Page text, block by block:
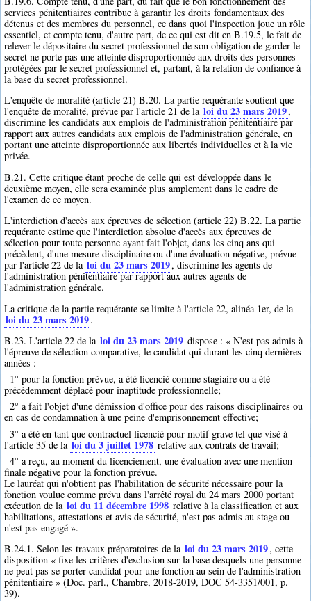
services pénitentiaires contribue à garantir les droits fondamentaux des
détenus et des membres du personnel, ce dans quoi l'inspection joue un rôle
essentiel, et compte tenu, d'autre part, de ce qui est dit en B.19.5, le fait de
relever le dépositaire du secret professionnel de son obligation de garder le
secret ne porte pas une atteinte disproportionnée aux droits des personnes
protégées par le secret professionnel et, partant, à la relation de confiance à
la base du secret professionnel.
L'enquête de moralité (article 21) B.20. La partie requérante soutient que
l'enquête de moralité, prévue par l'article 21 de la loi du 23 mars 2019,
discrimine les candidats aux emplois de l'administration pénitentiaire par
rapport aux autres candidats aux emplois de l'administration générale, en
portant une atteinte disproportionnée aux libertés individuelles et à la vie
privée.
B.21. Cette critique étant proche de celle qui est développée dans le
deuxième moyen, elle sera examinée plus amplement dans le cadre de
l'examen de ce moyen.
L'interdiction d'accès aux épreuves de sélection (article 22) B.22. La partie
requérante estime que l'interdiction absolue d'accès aux épreuves de
sélection pour toute personne ayant fait l'objet, dans les cinq ans qui
précèdent, d'une mesure disciplinaire ou d'une évaluation négative, prévue
par l'article 22 de la loi du 23 mars 2019, discrimine les agents de
l'administration pénitentiaire par rapport aux autres agents de
l'administration générale.
La critique de la partie requérante se limite à l'article 22, alinéa 1er, de la
loi du 23 mars 2019.
B.23. L'article 22 de la loi du 23 mars 2019 dispose : « N'est pas admis à
l'épreuve de sélection comparative, le candidat qui durant les cinq dernières
années :
1° pour la fonction prévue, a été licencié comme stagiaire ou a été
précédemment déplacé pour inaptitude professionnelle;
2° a fait l'objet d'une démission d'office pour des raisons disciplinaires ou
en cas de condamnation à une peine d'emprisonnement effective;
3° a été en tant que contractuel licencié pour motif grave tel que visé à
l'article 35 de la loi du 3 juillet 1978 relative aux contrats de travail;
4° a reçu, au moment du licenciement, une évaluation avec une mention
finale négative pour la fonction prévue.
Le lauréat qui n'obtient pas l'habilitation de sécurité nécessaire pour la
fonction voulue comme prévu dans l'arrêté royal du 24 mars 2000 portant
exécution de la loi du 11 décembre 1998 relative à la classification et aux
habilitations, attestations et avis de sécurité, n'est pas admis au stage ou
n'est pas engagé ».
B.24.1. Selon les travaux préparatoires de la loi du 23 mars 2019, cette
disposition « fixe les critères d'exclusion sur la base desquels une personne
ne peut pas se porter candidat pour une fonction au sein de l'administration
pénitentiaire » (Doc. parl., Chambre, 2018-2019, DOC 54-3351/001, p.
39).